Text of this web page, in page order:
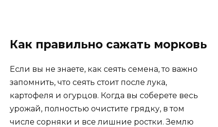
Как правильно сажать морковь
Если вы не знаете, как сеять семена, то важно
запомнить, что сеять стоит после лука,
картофеля и огурцов. Когда вы соберете весь
урожай, полностью очистите грядку, в том
числе сорняки и все лишние ростки. Землю